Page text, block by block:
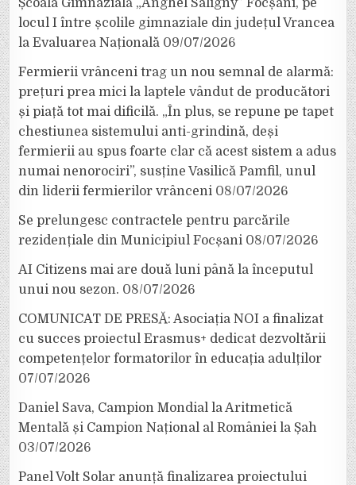
Școala Gimnazială „Anghel Saligny” Focșani, pe
locul I între școlile gimnaziale din județul Vrancea
la Evaluarea Națională 09/07/2026
Fermierii vrânceni trag un nou semnal de alarmă:
prețuri prea mici la laptele vândut de producători
și piață tot mai dificilă. „În plus, se repune pe tapet
chestiunea sistemului anti-grindină, deși
fermierii au spus foarte clar că acest sistem a adus
numai nenorociri”, susține Vasilică Pamfil, unul
din liderii fermierilor vrânceni 08/07/2026
Se prelungesc contractele pentru parcările
rezidențiale din Municipiul Focșani 08/07/2026
AI Citizens mai are două luni până la începutul
unui nou sezon. 08/07/2026
COMUNICAT DE PRESĂ: Asociația NOI a finalizat
cu succes proiectul Erasmus+ dedicat dezvoltării
competențelor formatorilor în educația adulților
07/07/2026
Daniel Sava, Campion Mondial la Aritmetică
Mentală și Campion Național al României la Șah
03/07/2026
Panel Volt Solar anunță finalizarea proiectului